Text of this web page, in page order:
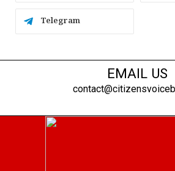
Telegram
EMAIL US